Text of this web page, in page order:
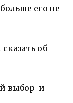
его не
об
выбор и